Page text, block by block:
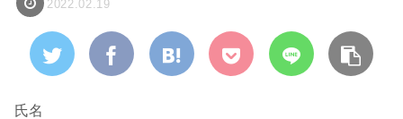
2022.02.19
氏名